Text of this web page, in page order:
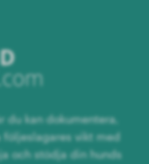
du kan dokumentera,
vikt med
och stödja din hunds